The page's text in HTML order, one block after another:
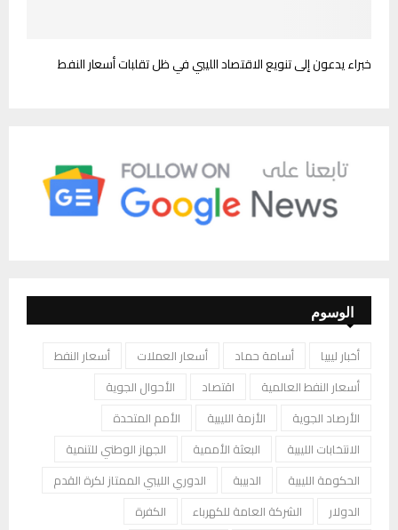
خبراء يدعون إلى تنويع الاقتصاد الليبي في ظل تقلبات أسعار النفط
الوسوم
أخبار ليبيا أسامة حماد أسعار العملات
أسعار النفط
أسعار النفط العالمية
اقتصاد
الأحوال الجوية
الأرصاد الجوية
الأزمة الليبية
الأمم المتحدة
الانتخابات الليبية
البعثة الأممية
الجهاز الوطني للتنمية
الحكومة الليبية
الدبيبة
الدوري الليبي الممتاز لكرة القدم
الدولار
الشركة العامة للكهرباء
الكفرة